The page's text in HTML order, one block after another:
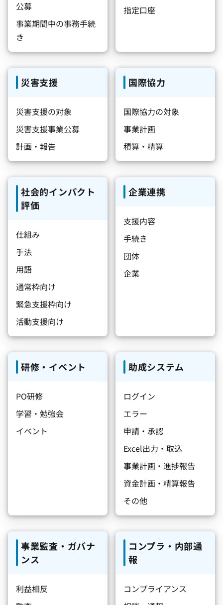
公募
事業期間中の事務手続
き
指定口座
災害支援
災害支援の対象
災害支援事業公募
計画・報告
国際協力
国際協力の対象
事業計画
積算・精算
社会的インパクト
評価
仕組み
手法
用語
通常枠向け
緊急支援枠向け
活動支援向け
企業連携
支援内容
手続き
団体
企業
研修・イベント
PO研修
学習・勉強会
イベント
助成システム
ログイン
エラー
申請・承認
Excel出力・取込
事業計画・進捗報告
資金計画・精算報告
その他
事業監査・ガバナ
ンス
利益相反
コンプラ・内部通
報
コンプライアンス